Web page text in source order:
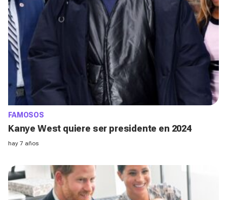
FAMOSOS
Kanye West quiere ser presidente en 2024
hay 7 años